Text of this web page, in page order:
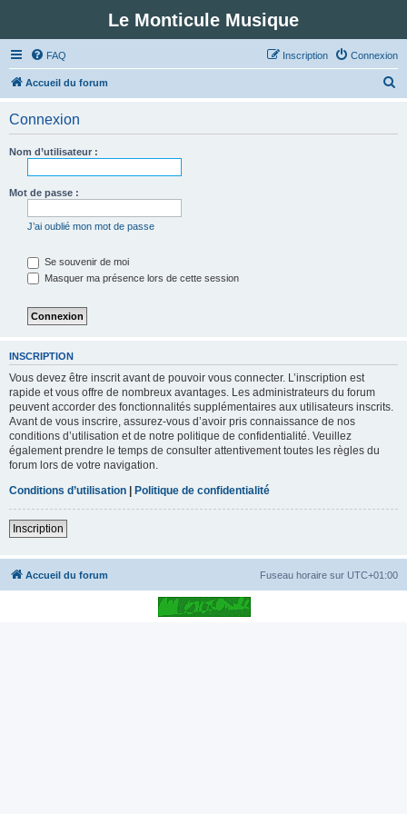
Le Monticule Musique
FAQ Connexion
Inscription
Accueil du forum
Connexion
Nom d’utilisateur :
Mot de passe :
J’ai oublié mon mot de passe
Se souvenir de moi
Masquer ma présence lors de cette session
INSCRIPTION
Vous devez être inscrit avant de pouvoir vous connecter. L’inscription est
rapide et vous offre de nombreux avantages. Les administrateurs du forum
peuvent accorder des fonctionnalités supplémentaires aux utilisateurs inscrits.
Avant de vous inscrire, assurez-vous d’avoir pris connaissance de nos
conditions d’utilisation et de notre politique de confidentialité. Veuillez
également prendre le temps de consulter attentivement toutes les règles du
forum lors de votre navigation.
Conditions d’utilisation | Politique de confidentialité
Inscription
Accueil du forum Fuseau horaire sur UTC+01:00